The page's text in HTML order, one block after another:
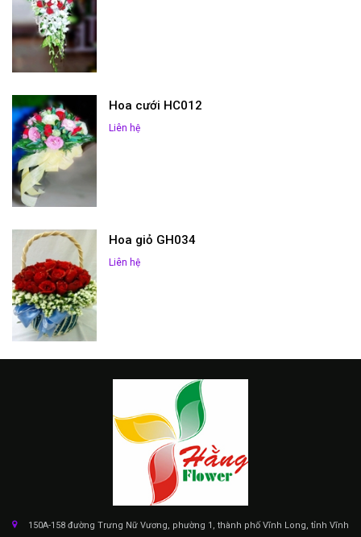
Hoa cưới HC012
Liên hệ
Hoa giỏ GH034
Liên hệ
150A-158 đường Trưng Nữ Vương, phường 1, thành phố Vĩnh Long, tỉnh Vĩnh